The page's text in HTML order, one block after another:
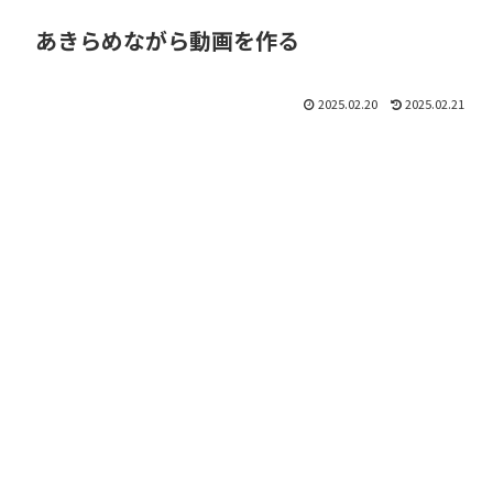
あきらめながら動画を作る
2025.02.20 2025.02.21